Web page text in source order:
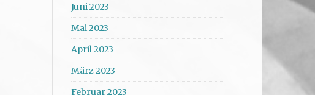
Juni 2023
Mai 2023
April 2023
März 2023
Februar 2023